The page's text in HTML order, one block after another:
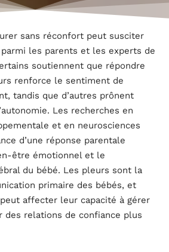
sans réconfort peut susciter
les parents et les experts de
soutiennent que répondre
renforce le sentiment de
tandis que d’autres prônent
Les recherches en
et en neurosciences
d’une réponse parentale
être émotionnel et le
du bébé. Les pleurs sont la
primaire des bébés, et
affecter leur capacité à gérer
relations de confiance plus